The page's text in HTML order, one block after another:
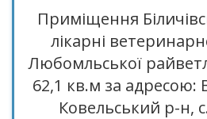
Приміщення
лікарні
Любомльської
62,1 кв.м за адресою:
Ковельський р-н,